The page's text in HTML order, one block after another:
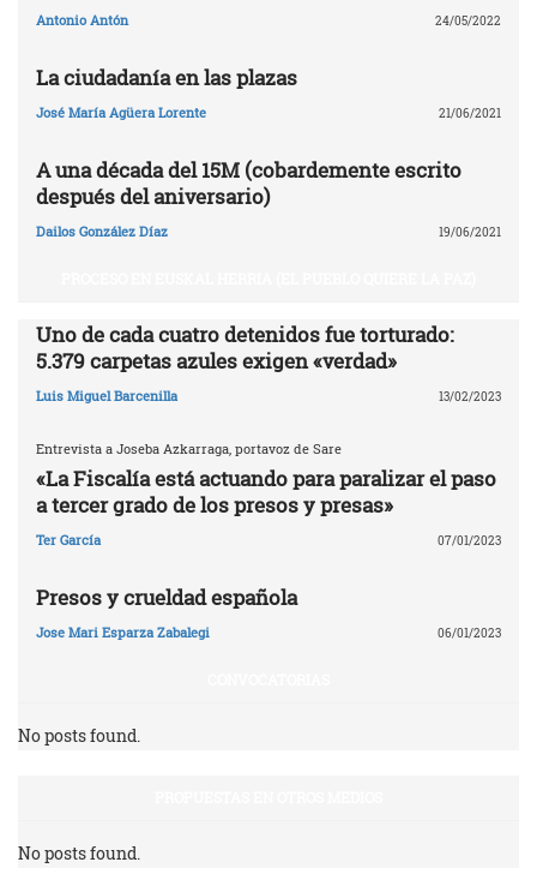
Antonio Antón 24/05/2022
La ciudadanía en las plazas
José María Agüera Lorente 21/06/2021
A una década del 15M (cobardemente escrito
después del aniversario)
Dailos González Díaz 19/06/2021
Uno de cada cuatro detenidos fue torturado:
5.379 carpetas azules exigen «verdad»
Luis Miguel Barcenilla 13/02/2023
Entrevista a Joseba Azkarraga, portavoz de Sare
«La Fiscalía está actuando para paralizar el paso
a tercer grado de los presos y presas»
Ter García 07/01/2023
Presos y crueldad española
Jose Mari Esparza Zabalegi 06/01/2023
No posts found.
No posts found.